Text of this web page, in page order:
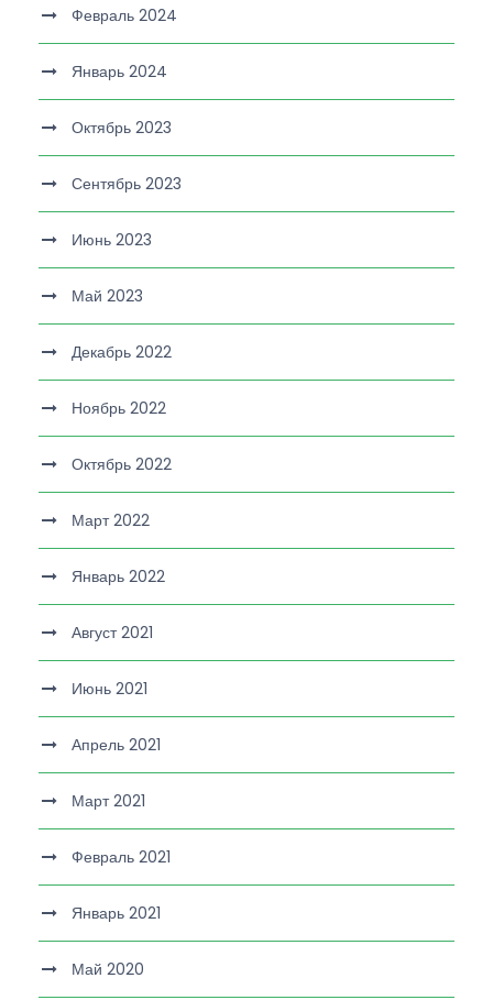
Февраль 2024
Январь 2024
Октябрь 2023
Сентябрь 2023
Июнь 2023
Май 2023
Декабрь 2022
Ноябрь 2022
Октябрь 2022
Март 2022
Январь 2022
Август 2021
Июнь 2021
Апрель 2021
Март 2021
Февраль 2021
Январь 2021
Май 2020